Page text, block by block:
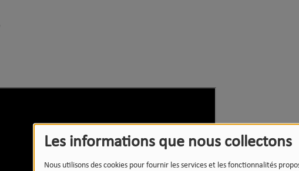
Les informations que nous collectons
Nous utilisons des cookies pour fournir les services et les fonctionnalités